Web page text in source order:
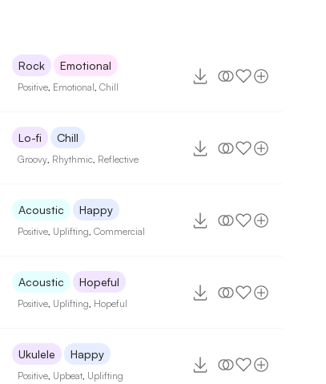
Rock Emotional
Positive Emotional ,Chill
Lo-fi Chill
Groovy Rhythmic Reflective
Acoustic Happy
Positive Uplifting ,Commercial
Acoustic Hopeful
Positive Uplifting Hopeful
Ukulele Happy
Positive Upbeat Uplifting